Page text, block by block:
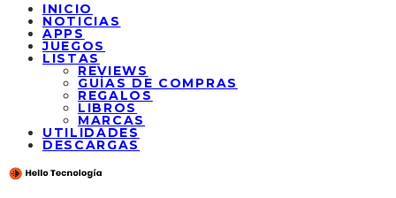
INICIO
NOTICIAS
APPS
JUEGOS
LISTAS
REVIEWS
GUÍAS DE COMPRAS
REGALOS
LIBROS
MARCAS
UTILIDADES
DESCARGAS